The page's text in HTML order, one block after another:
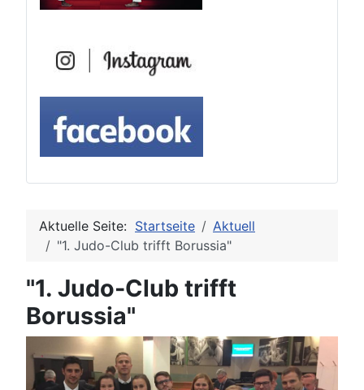
Aktuelle Seite: Startseite
Aktuell
"1. Judo-Club trifft Borussia"
"1. Judo-Club trifft
Borussia"